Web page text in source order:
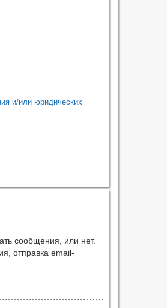
и/или юридических
сообщения, или нет.
отправка email-